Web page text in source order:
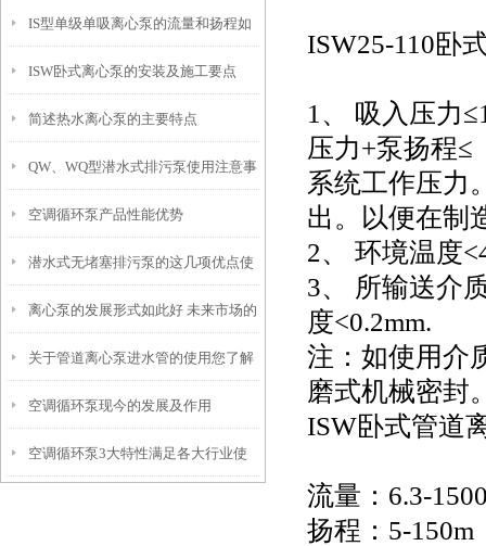
IS型单级单吸离心泵的流量和扬程如
何调节？
ISW卧式离心泵的安装及施工要点
简述热水离心泵的主要特点
QW、WQ型潜水式排污泵使用注意事
项
空调循环泵产品性能优势
潜水式无堵塞排污泵的这几项优点使
其被广泛应用
离心泵的发展形式如此好 未来市场的
占据主要靠产品性能的提升
关于管道离心泵进水管的使用您了解
多少？
空调循环泵现今的发展及作用
空调循环泵3大特性满足各大行业使
ISW25-110卧
1、 吸入压力
压力+泵扬程≤
系统工作压力
出。以便在制
2、 环境温度
3、 所输送介
度<0.2mm.
注：如使用介
磨式机械密
ISW卧式管道
流量：6.3-
扬程：